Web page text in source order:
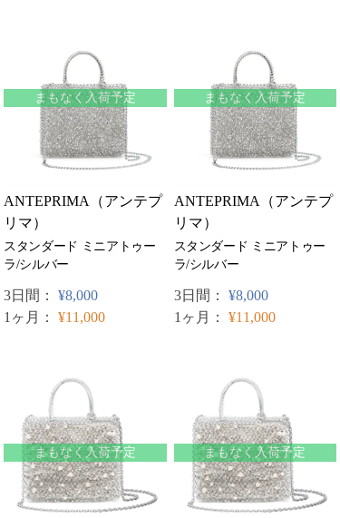
まもなく入荷予定
ANTEPRIMA（アンテプ
リマ）
スタンダード ミニアトゥー
ラ/シルバー
3日間： ¥8,000
1ヶ月： ¥11,000
まもなく入荷予定
ANTEPRIMA（アンテプ
リマ）
スタンダード ミニアトゥー
ラ/シルバー
3日間： ¥8,000
1ヶ月： ¥11,000
まもなく入荷予定 まもなく入荷予定